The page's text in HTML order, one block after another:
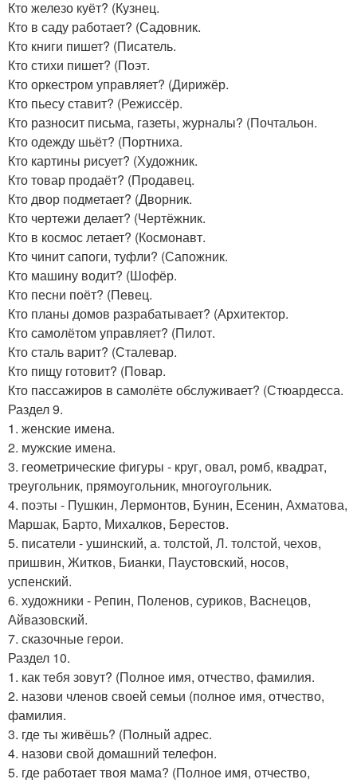
Кто железо куёт? (Кузнец.
Кто в саду работает? (Садовник.
Кто книги пишет? (Писатель.
Кто стихи пишет? (Поэт.
Кто оркестром управляет? (Дирижёр.
Кто пьесу ставит? (Режиссёр.
Кто разносит письма, газеты, журналы? (Почтальон.
Кто одежду шьёт? (Портниха.
Кто картины рисует? (Художник.
Кто товар продаёт? (Продавец.
Кто двор подметает? (Дворник.
Кто чертежи делает? (Чертёжник.
Кто в космос летает? (Космонавт.
Кто чинит сапоги, туфли? (Сапожник.
Кто машину водит? (Шофёр.
Кто песни поёт? (Певец.
Кто планы домов разрабатывает? (Архитектор.
Кто самолётом управляет? (Пилот.
Кто сталь варит? (Сталевар.
Кто пищу готовит? (Повар.
Кто пассажиров в самолёте обслуживает? (Стюардесса.
Раздел 9.
1. женские имена.
2. мужские имена.
3. геометрические фигуры - круг, овал, ромб, квадрат,
треугольник, прямоугольник, многоугольник.
4. поэты - Пушкин, Лермонтов, Бунин, Есенин, Ахматова,
Маршак, Барто, Михалков, Берестов.
5. писатели - ушинский, а. толстой, Л. толстой, чехов,
пришвин, Житков, Бианки, Паустовский, носов,
успенский.
6. художники - Репин, Поленов, суриков, Васнецов,
Айвазовский.
7. сказочные герои.
Раздел 10.
1. как тебя зовут? (Полное имя, отчество, фамилия.
2. назови членов своей семьи (полное имя, отчество,
фамилия.
3. где ты живёшь? (Полный адрес.
4. назови свой домашний телефон.
5. где работает твоя мама? (Полное имя, отчество,